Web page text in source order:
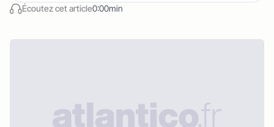
Écoutez cet article0:00min